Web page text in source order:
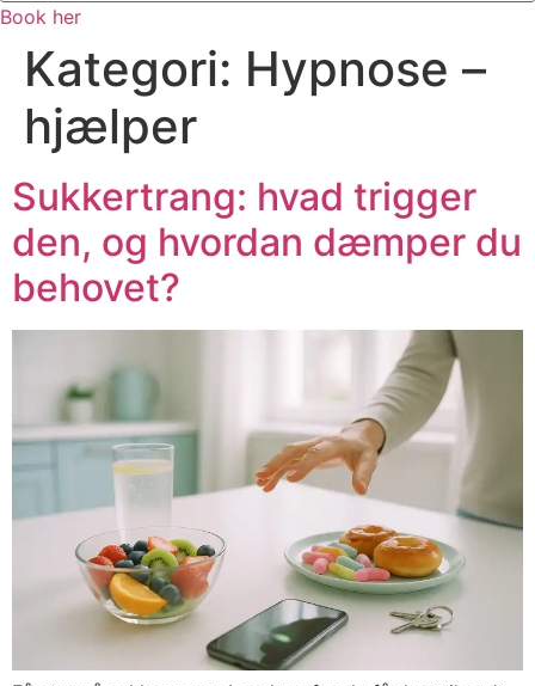
Book her
Kategori: Hypnose –
hjælper
Sukkertrang: hvad trigger
den, og hvordan dæmper du
behovet?